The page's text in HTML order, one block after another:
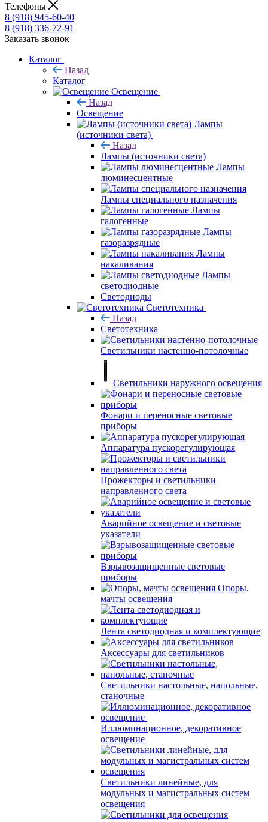
Телефоны
8 (918) 945-60-40
8 (918) 336-72-91
Заказать звонок
Каталог
Назад
Каталог
Освещение
Назад
Освещение
Лампы
(источники света)
Назад
Лампы (источники света)
Лампы
люминесцентные
Лампы специального назначения
Лампы
галогенные
Лампы
газоразрядные
Лампы
накаливания
Лампы
светодиодные
Светодиоды
Светотехника
Назад
Светотехника
Светильники настенно-потолочные
Светильники наружного освещения
Фонари и переносные световые
приборы
Аппаратура пускорегулирующая
Прожекторы и светильники
направленного света
Аварийное освещение и световые
указатели
Взрывозащищенные световые
приборы
Опоры,
мачты освещения
Лента светодиодная и комплектующие
Аксессуары для светильников
Светильники настольные, напольные,
станочные
Иллюминационное, декоративное
освещение
Светильники линейные, для
модульных и магистральных систем
освещения